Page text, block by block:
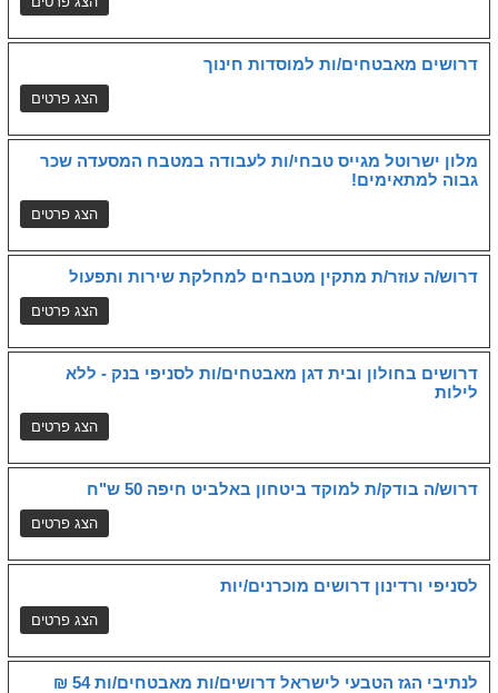
דרושים מאבטחים/ות למוסדות חינוך
מלון ישרוטל מגייס טבחי/ות לעבודה במטבח המסעדה שכר
גבוה למתאימים!
דרוש/ה עוזר/ת מתקין מטבחים למחלקת שירות ותפעול
דרושים בחולון ובית דגן מאבטחים/ות לסניפי בנק - ללא
לילות
דרוש/ה בודק/ת למוקד ביטחון באלביט חיפה 50 ש"ח
לסניפי ורדינון דרושים מוכרנים/יות
לנתיבי הגז הטבעי לישראל דרושים/ות מאבטחים/ות 54 ₪